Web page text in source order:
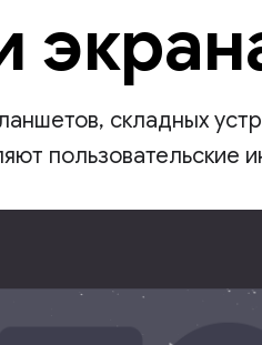
складных
пользовательские